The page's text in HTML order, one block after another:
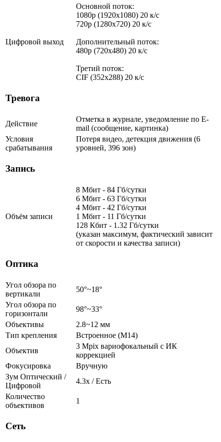
Цифровой выход
Основной поток:
1080p (1920x1080) 20 к/с
720p (1280x720) 20 к/с
Дополнительный поток:
480p (720x480) 20 к/с
Третий поток:
CIF (352x288) 20 к/с
Тревога
Действие
Отметка в журнале, уведомление по E-
mail (сообщение, картинка)
Условия
срабатывания
Потеря видео, детекция движения (6
уровней, 396 зон)
Запись
Объём записи
8 Мбит - 84 Гб/сутки
6 Мбит - 63 Гб/сутки
4 Мбит - 42 Гб/сутки
1 Мбит - 11 Гб/сутки
128 Кбит - 1.32 Гб/сутки
(указан максимум, фактический зависит
от скорости и качества записи)
Оптика
Угол обзора по
вертикали
50°~18°
Угол обзора по
горизонтали
98°~33°
Объективы
2.8~12 мм
Тип крепления
Встроенное (M14)
Объектив
3 Mpix вариофокальный c ИК
коррекцией
Фокусировка
Вручную
Зум Оптический /
Цифровой
4.3х / Есть
Количество
объективов
1
Сеть